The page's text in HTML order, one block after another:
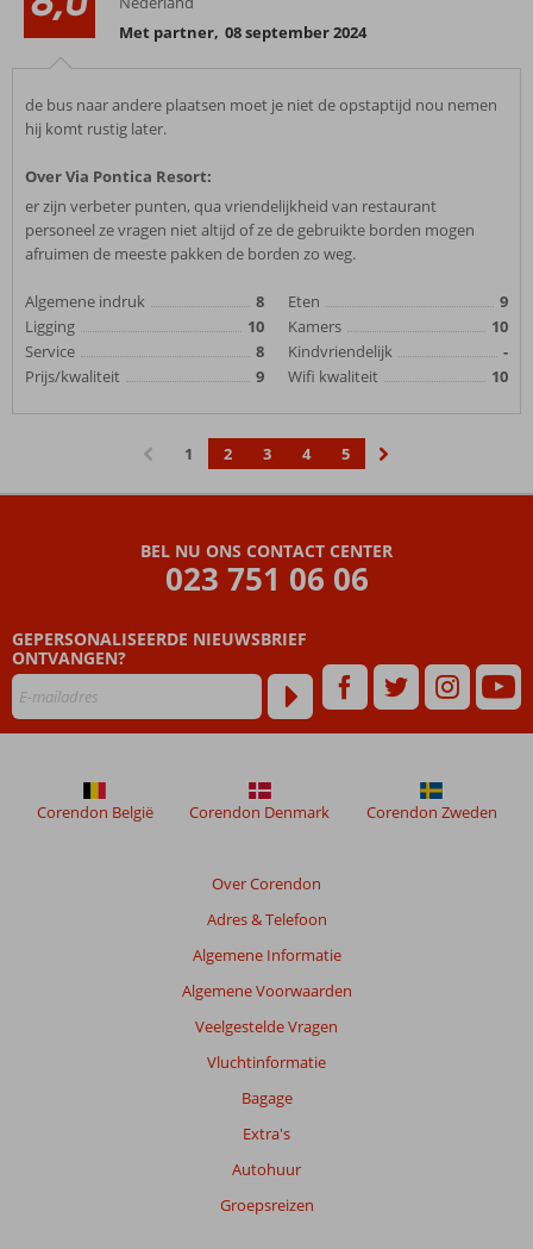
Met partner, 08 september 2024
de bus naar andere plaatsen moet je niet de opstaptijd nou nemen
hij komt rustig later.
Over Via Pontica Resort:
er zijn verbeter punten, qua vriendelijkheid van restaurant
personeel ze vragen niet altijd of ze de gebruikte borden mogen
afruimen de meeste pakken de borden zo weg.
Algemene indruk
8
Ligging
10
Service
8
Prijs/kwaliteit
9
Eten
9
Kamers
10
Kindvriendelijk
-
Wifi kwaliteit
10
1 2 3 4
5
BEL NU ONS CONTACT CENTER
023 751 06 06
GEPERSONALISEERDE NIEUWSBRIEF
ONTVANGEN?
Over Corendon
Adres & Telefoon
Algemene Informatie
Algemene Voorwaarden
Veelgestelde Vragen
Vluchtinformatie
Bagage
Extra's
Autohuur
Groepsreizen
Corendon België Corendon Denmark Corendon Zweden